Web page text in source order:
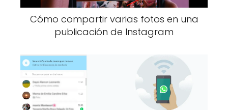
Cómo compartir varias fotos en una
publicación de Instagram